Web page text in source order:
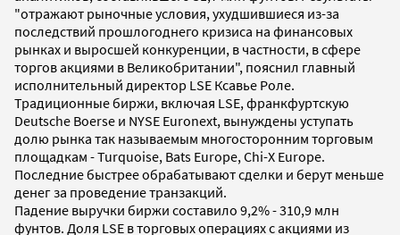
"отражают рыночные условия, ухудшившиеся из-за
последствий прошлогоднего кризиса на финансовых
рынках и выросшей конкуренции, в частности, в сфере
торгов акциями в Великобритании", пояснил главный
исполнительный директор LSE Ксавье Роле.
Традиционные биржи, включая LSE, франкфуртскую
Deutsche Boerse и NYSE Euronext, вынуждены уступать
долю рынка так называемым многосторонним торговым
площадкам - Turquoise, Bats Europe, Chi-X Europe.
Последние быстрее обрабатывают сделки и берут меньше
денег за проведение транзакций.
Падение выручки биржи составило 9,2% - 310,9 млн
фунтов. Доля LSE в торговых операциях с акциями из